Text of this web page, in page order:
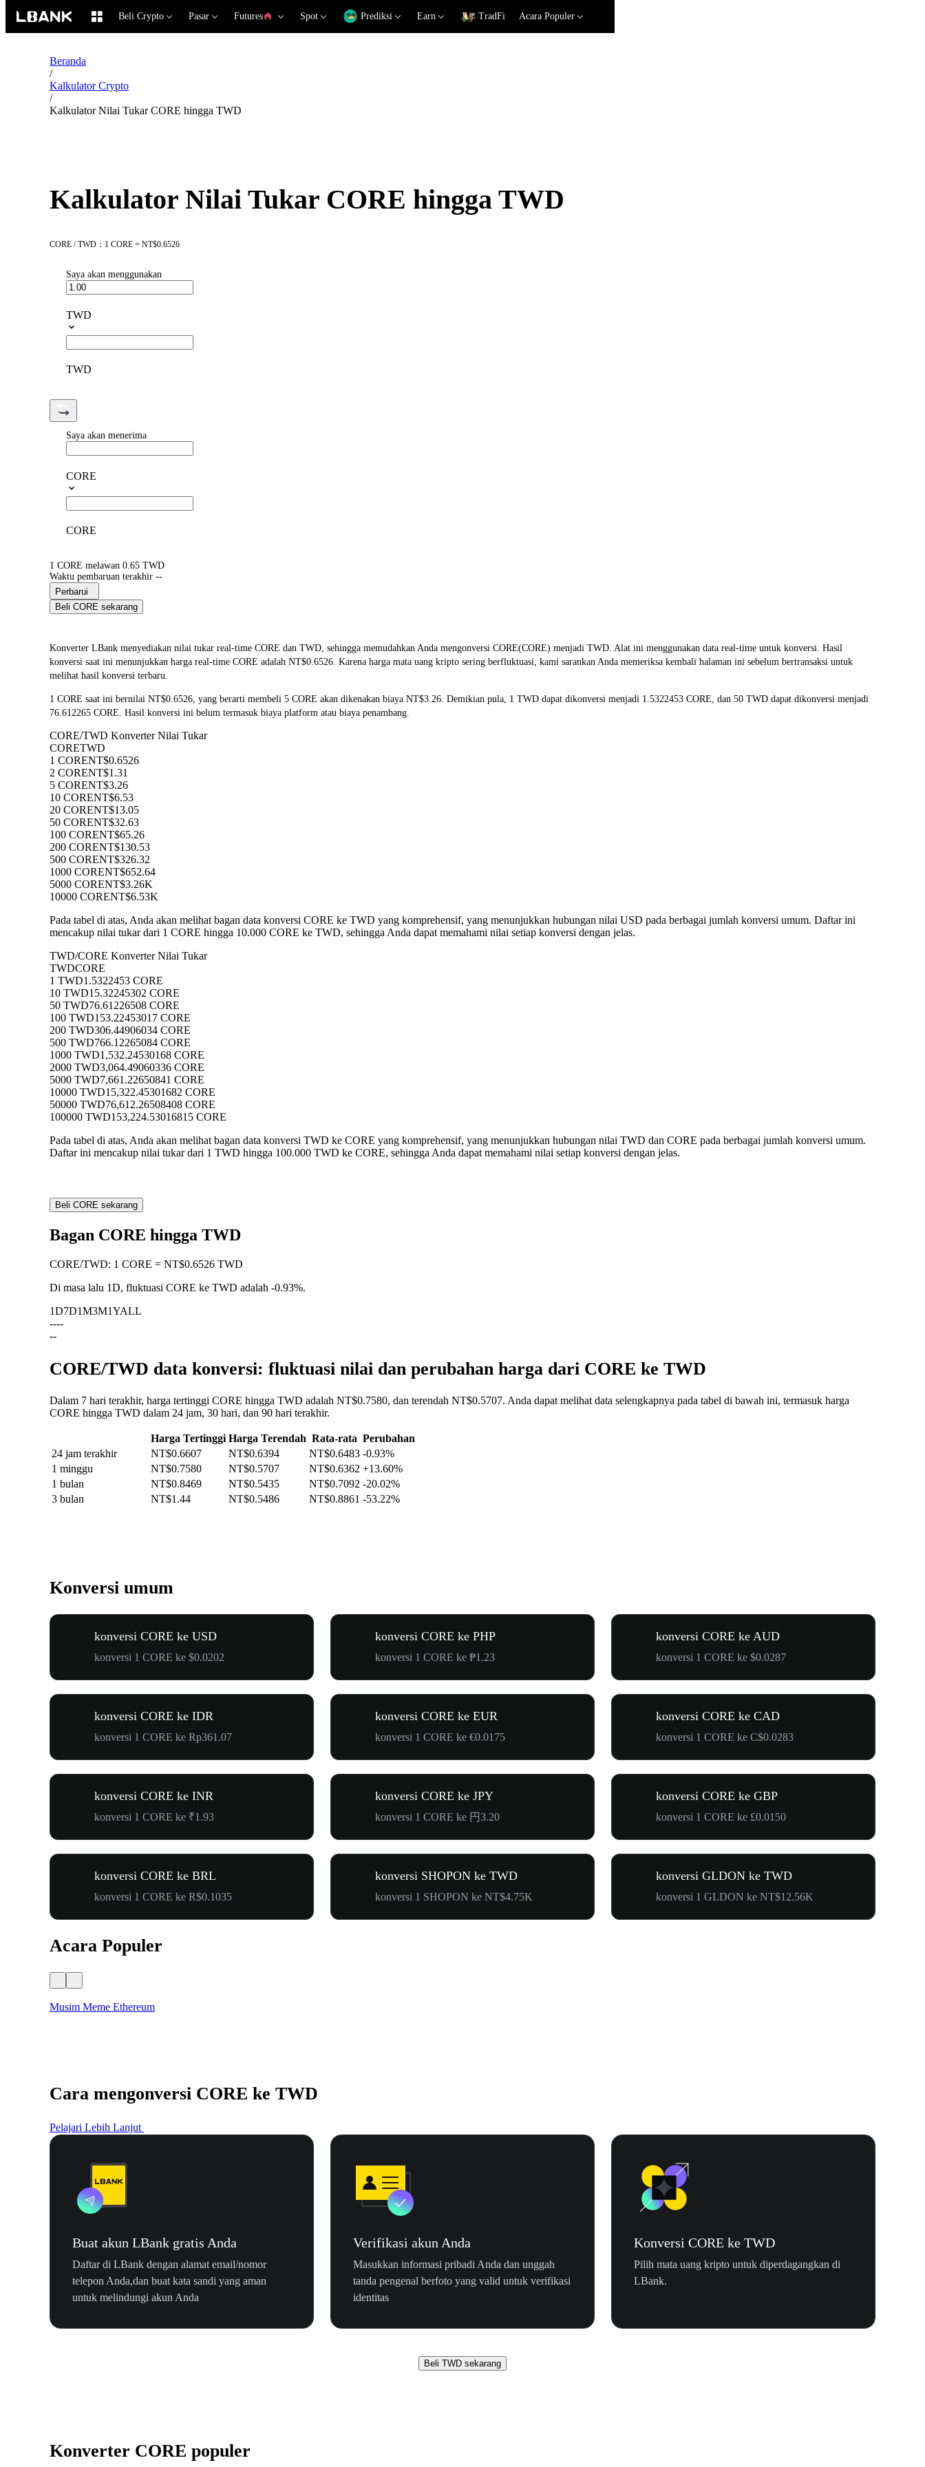
Beli Crypto Pasar Futures Spot Prediksi Earn TradFi Acara Populer
Beranda
/
Kalkulator Crypto
/
Kalkulator Nilai Tukar CORE hingga TWD
Kalkulator Nilai Tukar CORE hingga TWD
CORE / TWD：1 CORE = NT$0.6526
Saya akan menggunakan
TWD
TWD
Saya akan menerima
CORE
CORE
1 CORE melawan 0.65 TWD
Waktu pembaruan terakhir --
Perbarui
Beli CORE sekarang
Konverter LBank menyediakan nilai tukar real-time CORE dan TWD, sehingga memudahkan Anda mengonversi CORE(CORE) menjadi TWD. Alat ini menggunakan data real-time untuk konversi. Hasil
konversi saat ini menunjukkan harga real-time CORE adalah NT$0.6526. Karena harga mata uang kripto sering berfluktuasi, kami sarankan Anda memeriksa kembali halaman ini sebelum bertransaksi untuk
melihat hasil konversi terbaru.
1 CORE saat ini bernilai NT$0.6526, yang berarti membeli 5 CORE akan dikenakan biaya NT$3.26. Demikian pula, 1 TWD dapat dikonversi menjadi 1.5322453 CORE, dan 50 TWD dapat dikonversi menjadi
76.612265 CORE. Hasil konversi ini belum termasuk biaya platform atau biaya penambang.
CORE/TWD Konverter Nilai Tukar
CORETWD
1 CORENT$0.6526
2 CORENT$1.31
5 CORENT$3.26
10 CORENT$6.53
20 CORENT$13.05
50 CORENT$32.63
100 CORENT$65.26
200 CORENT$130.53
500 CORENT$326.32
1000 CORENT$652.64
5000 CORENT$3.26K
10000 CORENT$6.53K
Pada tabel di atas, Anda akan melihat bagan data konversi CORE ke TWD yang komprehensif, yang menunjukkan hubungan nilai USD pada berbagai jumlah konversi umum. Daftar ini
mencakup nilai tukar dari 1 CORE hingga 10.000 CORE ke TWD, sehingga Anda dapat memahami nilai setiap konversi dengan jelas.
TWD/CORE Konverter Nilai Tukar
TWDCORE
1 TWD1.5322453 CORE
10 TWD15.32245302 CORE
50 TWD76.61226508 CORE
100 TWD153.22453017 CORE
200 TWD306.44906034 CORE
500 TWD766.12265084 CORE
1000 TWD1,532.24530168 CORE
2000 TWD3,064.49060336 CORE
5000 TWD7,661.22650841 CORE
10000 TWD15,322.45301682 CORE
50000 TWD76,612.26508408 CORE
100000 TWD153,224.53016815 CORE
Pada tabel di atas, Anda akan melihat bagan data konversi TWD ke CORE yang komprehensif, yang menunjukkan hubungan nilai TWD dan CORE pada berbagai jumlah konversi umum.
Daftar ini mencakup nilai tukar dari 1 TWD hingga 100.000 TWD ke CORE, sehingga Anda dapat memahami nilai setiap konversi dengan jelas.
Beli CORE sekarang
Bagan CORE hingga TWD
CORE/TWD: 1 CORE = NT$0.6526 TWD
Di masa lalu 1D, fluktuasi CORE ke TWD adalah -0.93%.
1D7D1M3M1YALL
----
--
CORE/TWD data konversi: fluktuasi nilai dan perubahan harga dari CORE ke TWD
Dalam 7 hari terakhir, harga tertinggi CORE hingga TWD adalah NT$0.7580, dan terendah NT$0.5707. Anda dapat melihat data selengkapnya pada tabel di bawah ini, termasuk harga
CORE hingga TWD dalam 24 jam, 30 hari, dan 90 hari terakhir.
Harga Tertinggi Harga Terendah Rata-rata Perubahan
24 jam terakhir
NT$0.6607 NT$0.6394 NT$0.6483 -0.93%
1 minggu
NT$0.7580 NT$0.5707 NT$0.6362 +13.60%
1 bulan
NT$0.8469 NT$0.5435 NT$0.7092 -20.02%
3 bulan
NT$1.44 NT$0.5486 NT$0.8861 -53.22%
Konversi umum
konversi CORE ke USD
konversi 1 CORE ke $0.0202
konversi CORE ke PHP
konversi 1 CORE ke ₱1.23
konversi CORE ke AUD
konversi 1 CORE ke $0.0287
konversi CORE ke IDR
konversi 1 CORE ke Rp361.07
konversi CORE ke EUR
konversi 1 CORE ke €0.0175
konversi CORE ke CAD
konversi 1 CORE ke C$0.0283
konversi CORE ke INR
konversi 1 CORE ke ₹1.93
konversi CORE ke JPY
konversi 1 CORE ke 円3.20
konversi CORE ke GBP
konversi 1 CORE ke £0.0150
konversi CORE ke BRL
konversi 1 CORE ke R$0.1035
konversi SHOPON ke TWD
konversi 1 SHOPON ke NT$4.75K
konversi GLDON ke TWD
konversi 1 GLDON ke NT$12.56K
Acara Populer
Musim Meme Ethereum
Cara mengonversi CORE ke TWD
Pelajari Lebih Lanjut
Buat akun LBank gratis Anda
Daftar di LBank dengan alamat email/nomor
telepon Anda,dan buat kata sandi yang aman
untuk melindungi akun Anda
Verifikasi akun Anda
Masukkan informasi pribadi Anda dan unggah
tanda pengenal berfoto yang valid untuk verifikasi
identitas
Konversi CORE ke TWD
Pilih mata uang kripto untuk diperdagangkan di
LBank.
Beli TWD sekarang
Konverter CORE populer